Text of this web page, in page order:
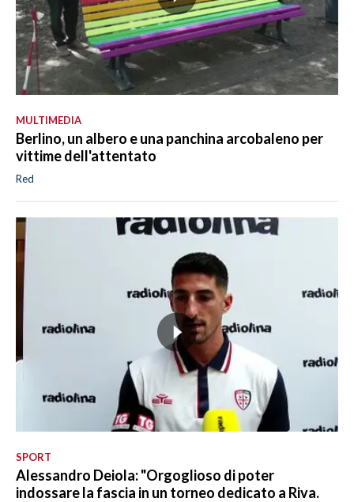
MULTIMEDIA
Berlino, un albero e una panchina arcobaleno per
vittime dell'attentato
Red
SPORT
Alessandro Deiola: "Orgoglioso di poter
indossare la fascia in un torneo dedicato a Riva.